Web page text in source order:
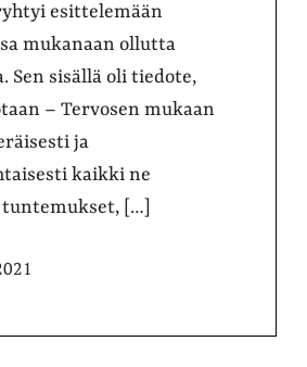
esittelemään
mukanaan ollutta
Sen sisällä oli tiedote,
– Tervosen mukaan
ja
kaikki ne
[…]